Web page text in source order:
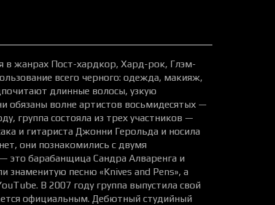
в жанрах Пост-хардкор, Хард-рок, Глэм-
всего черного: одежда, макияж,
длинные волосы, узкую
обязаны волне артистов восьмидесятых —
группа состояла из трех участников —
и гитариста Джонни Герольда и носила
они познакомились с двумя
это барабанщица Сандра Алваренга и
знаменитую песню «Knives and Pens», а
В 2007 году группа выпустила свой
официальным. Дебютный студийный